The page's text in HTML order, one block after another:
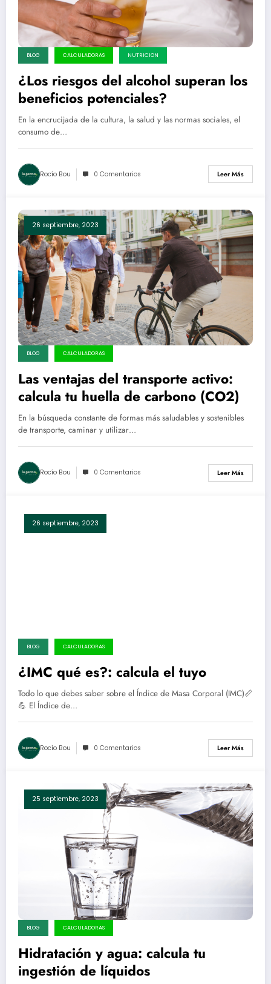
BLOG CALCULADORAS NUTRICION
¿Los riesgos del alcohol superan los
beneficios potenciales?
En la encrucijada de la cultura, la salud y las normas sociales, el
consumo de…
Rocío Bou 0 Comentarios Leer Más
26 septiembre, 2023
BLOG CALCULADORAS
Las ventajas del transporte activo:
calcula tu huella de carbono (CO2)
En la búsqueda constante de formas más saludables y sostenibles
de transporte, caminar y utilizar…
Rocío Bou 0 Comentarios Leer Más
26 septiembre, 2023
BLOG CALCULADORAS
¿IMC qué es?: calcula el tuyo
Todo lo que debes saber sobre el Índice de Masa Corporal (IMC)📏
💪 El Índice de…
Rocío Bou 0 Comentarios Leer Más
25 septiembre, 2023
BLOG CALCULADORAS
Hidratación y agua: calcula tu
ingestión de líquidos